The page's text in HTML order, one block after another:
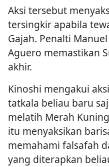
Aksi tersebut
tersingkir apabila
Gajah. Penalti
Aguero memastikan
akhir.
Kinoshi mengakui
tatkala beliau baru
melatih Merah
itu menyaksikan
memahami falsafah
yang diterapkan